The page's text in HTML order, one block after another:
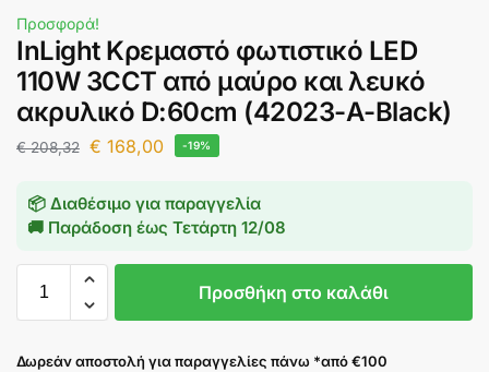
Προσφορά!
InLight Κρεμαστό φωτιστικό LED
110W 3CCT από μαύρο και λευκό
ακρυλικό D:60cm (42023-Α-Black)
€208,32 € 168,00 -19%
📦 Διαθέσιμο για παραγγελία
🚚 Παράδοση έως Τετάρτη 12/08
Προσθήκη στο καλάθι
Δωρεάν αποστολή για παραγγελίες πάνω *από €100